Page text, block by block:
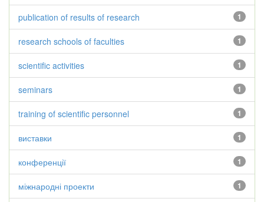
1
publication of results of research
1
research schools of faculties
1
scientific activities
1
seminars
1
training of scientific personnel
1
виставки
1
конференції
1
міжнародні проекти